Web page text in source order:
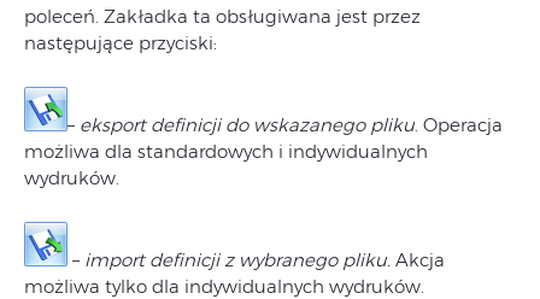
poleceń. Zakładka ta obsługiwana jest przez
następujące przyciski:
– eksport definicji do wskazanego pliku. Operacja
możliwa dla standardowych i indywidualnych
wydruków.
– import definicji z wybranego pliku. Akcja
możliwa tylko dla indywidualnych wydruków.